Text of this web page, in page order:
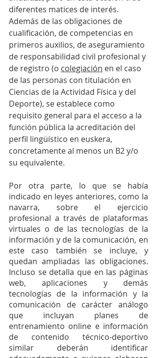
diferentes matices de interés.
Además de las obligaciones de
cualificación, de competencias en
primeros auxilios, de aseguramiento
de responsabilidad civil profesional y
de registro (o colegiación en el caso
de las personas con titulación en
Ciencias de la Actividad Física y del
Deporte), se establece como
requisito general para el acceso a la
función pública la acreditación del
perfil lingüístico en euskera,
concretamente al menos un B2 y/o
su equivalente.
Por otra parte, lo que se había
indicado en leyes anteriores, como la
navarra, sobre el ejercicio
profesional a través de plataformas
virtuales o de las tecnologías de la
información y de la comunicación, en
este caso también se incluye, y
quedan ampliadas las obligaciones.
Incluso se detalla que en las páginas
web, aplicaciones y demás
tecnologías de la información y la
comunicación de carácter análogo
que incluyan planes de
entrenamiento online e información
de contenido técnico-deportivo
similar deberán identificar